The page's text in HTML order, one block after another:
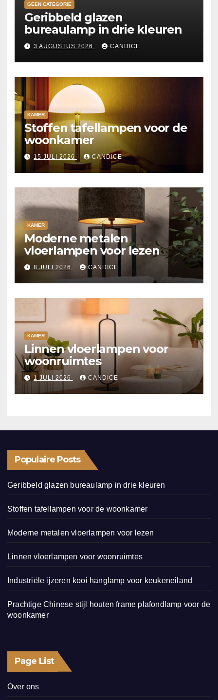
GEEN CATEGORIE
Geribbeld glazen
bureaulamp in drie kleuren
3 AUGUSTUS 2026 CANDICE
KAMER
Stoffen tafellampen voor de
woonkamer
15 JULI 2026 CANDICE
KAMER
Moderne metalen
vloerlampen voor lezen
8 JULI 2026 CANDICE
KAMER
Linnen vloerlampen voor
woonruimtes
1 JULI 2026 CANDICE
Populaire Posts
Geribbeld glazen bureaulamp in drie kleuren
Stoffen tafellampen voor de woonkamer
Moderne metalen vloerlampen voor lezen
Linnen vloerlampen voor woonruimtes
Industriële ijzeren kooi hanglamp voor keukeneiland
Prachtige Chinese stijl houten frame plafondlamp voor de
woonkamer
Page List
Over ons